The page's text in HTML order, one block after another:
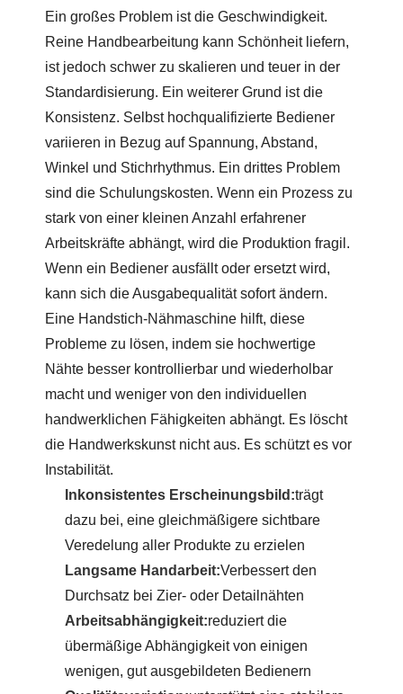
Ein großes Problem ist die Geschwindigkeit.
Reine Handbearbeitung kann Schönheit liefern,
ist jedoch schwer zu skalieren und teuer in der
Standardisierung. Ein weiterer Grund ist die
Konsistenz. Selbst hochqualifizierte Bediener
variieren in Bezug auf Spannung, Abstand,
Winkel und Stichrhythmus. Ein drittes Problem
sind die Schulungskosten. Wenn ein Prozess zu
stark von einer kleinen Anzahl erfahrener
Arbeitskräfte abhängt, wird die Produktion fragil.
Wenn ein Bediener ausfällt oder ersetzt wird,
kann sich die Ausgabequalität sofort ändern.
Eine Handstich-Nähmaschine hilft, diese
Probleme zu lösen, indem sie hochwertige
Nähte besser kontrollierbar und wiederholbar
macht und weniger von den individuellen
handwerklichen Fähigkeiten abhängt. Es löscht
die Handwerkskunst nicht aus. Es schützt es vor
Instabilität.
Inkonsistentes Erscheinungsbild:trägt
dazu bei, eine gleichmäßigere sichtbare
Veredelung aller Produkte zu erzielen
Langsame Handarbeit:Verbessert den
Durchsatz bei Zier- oder Detailnähten
Arbeitsabhängigkeit:reduziert die
übermäßige Abhängigkeit von einigen
wenigen, gut ausgebildeten Bedienern